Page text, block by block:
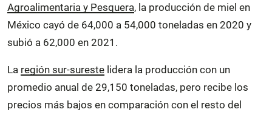
Agroalimentaria y Pesquera, la producción de miel en
México cayó de 64,000 a 54,000 toneladas en 2020 y
subió a 62,000 en 2021.
La región sur-sureste lidera la producción con un
promedio anual de 29,150 toneladas, pero recibe los
precios más bajos en comparación con el resto del